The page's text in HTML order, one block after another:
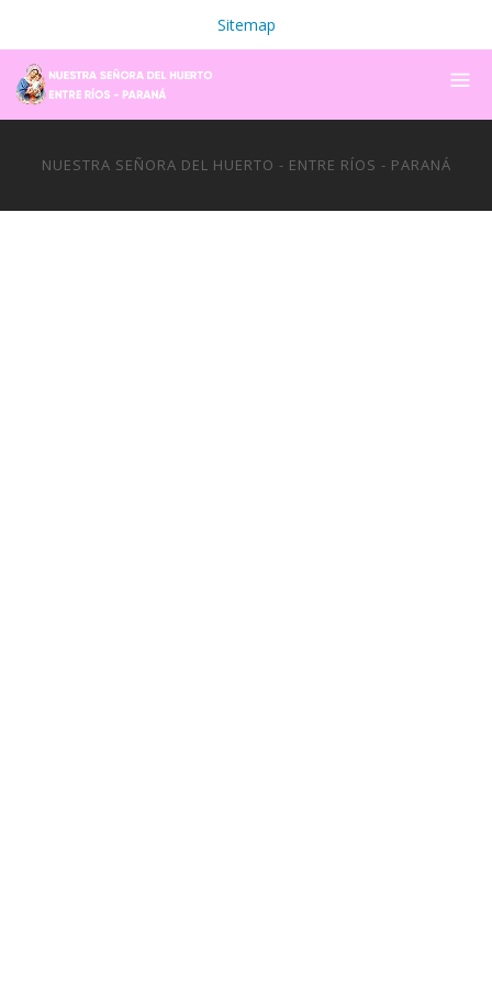
Sitemap
NUESTRA SEÑORA DEL HUERTO - ENTRE RÍOS - PARANÁ